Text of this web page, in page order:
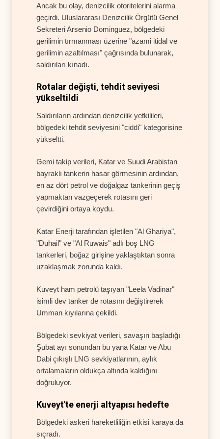
Ancak bu olay, denizcilik otoritelerini alarma
geçirdi. Uluslararası Denizcilik Örgütü Genel
Sekreteri Arsenio Dominguez, bölgedeki
gerilimin tırmanması üzerine "azami itidal ve
gerilimin azaltılması" çağrısında bulunarak,
saldırıları kınadı.
Rotalar değişti, tehdit seviyesi
yükseltildi
Saldırıların ardından denizcilik yetkilileri,
bölgedeki tehdit seviyesini "ciddi" kategorisine
yükseltti.
Gemi takip verileri, Katar ve Suudi Arabistan
bayraklı tankerin hasar görmesinin ardından,
en az dört petrol ve doğalgaz tankerinin geçiş
yapmaktan vazgeçerek rotasını geri
çevirdiğini ortaya koydu.
Katar Enerji tarafından işletilen "Al Ghariya",
"Duhail" ve "Al Ruwais" adlı boş LNG
tankerleri, boğaz girişine yaklaştıktan sonra
uzaklaşmak zorunda kaldı.
Kuveyt ham petrolü taşıyan "Leela Vadinar"
isimli dev tanker de rotasını değiştirerek
Umman kıyılarına çekildi.
Bölgedeki sevkiyat verileri, savaşın başladığı
Şubat ayı sonundan bu yana Katar ve Abu
Dabi çıkışlı LNG sevkiyatlarının, aylık
ortalamaların oldukça altında kaldığını
doğruluyor.
Kuveyt'te enerji altyapısı hedefte
Bölgedeki askeri hareketliliğin etkisi karaya da
sıçradı.